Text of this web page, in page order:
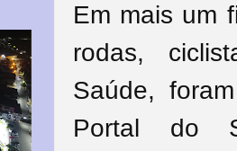
Em mais um
rodas,
Saúde,
Portal do